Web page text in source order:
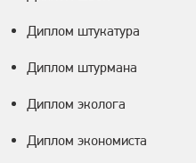
Диплом штукатура
Диплом штурмана
Диплом эколога
Диплом экономиста